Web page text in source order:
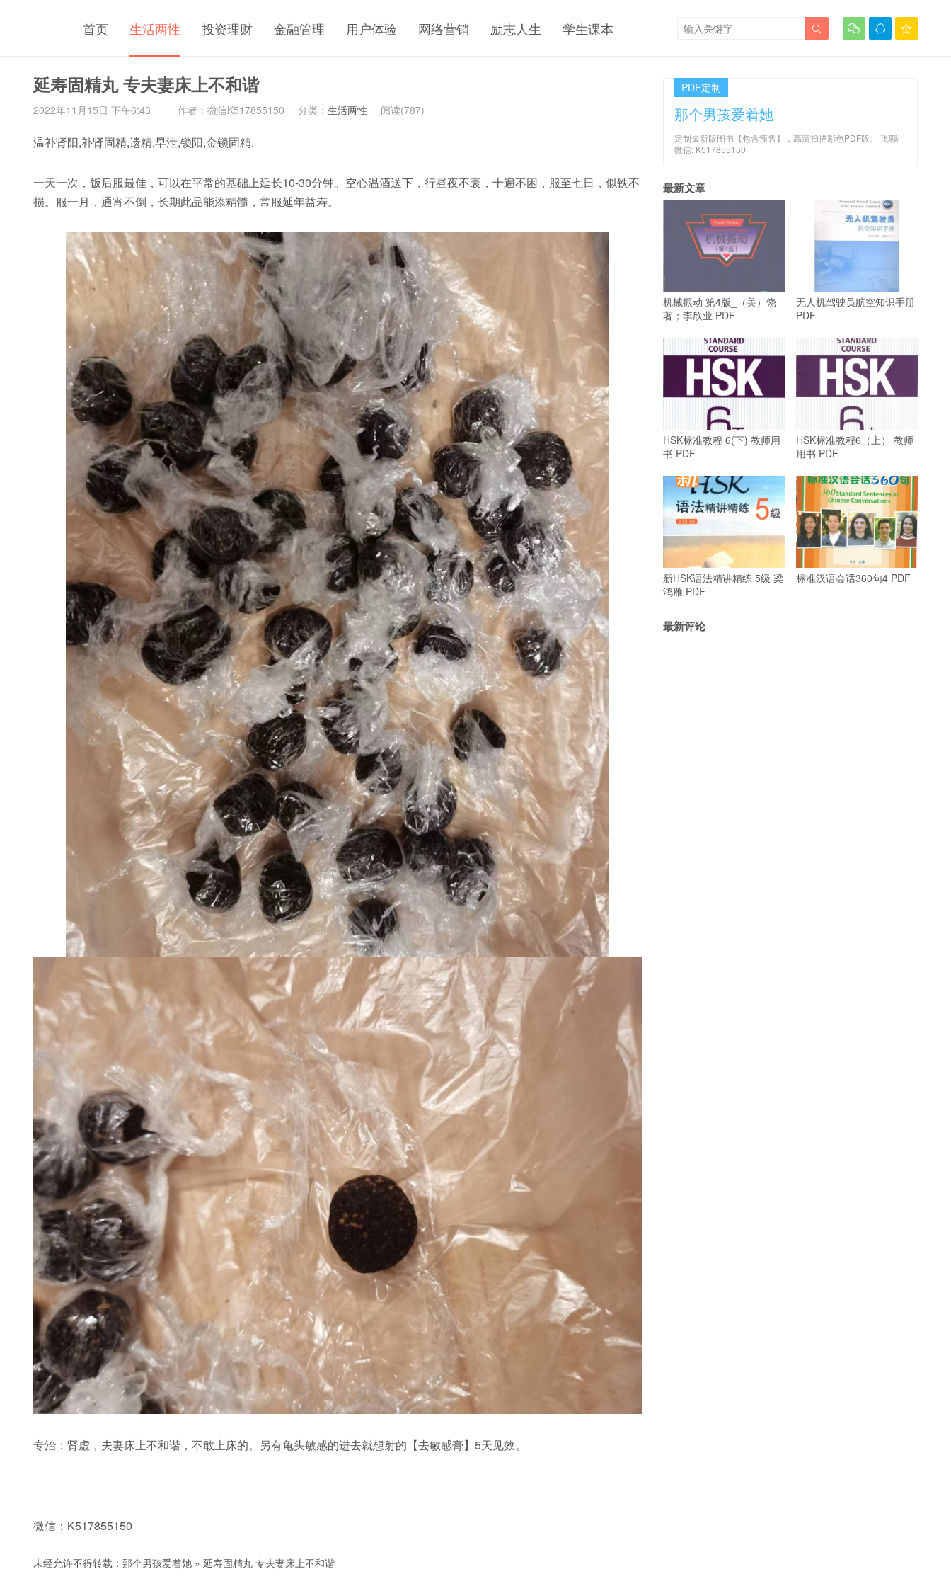
首页 生活两性 投资理财 金融管理 用户体验 网络营销 励志人生 学生课本   

延寿固精丸 专夫妻床上不和谐
2022年11月15日 下午6:43 作者：微信K517855150 分类： 生活两性 阅读(787)
温补肾阳,补肾固精,遗精,早泄,锁阳,金锁固精.
一天一次，饭后服最佳，可以在平常的基础上延长10-30分钟。空心温酒送下，行昼夜不衰，十遍不困，服至七日，似铁不
损。服一月，通宵不倒，长期此品能添精髓，常服延年益寿。
专治：肾虚，夫妻床上不和谐，不敢上床的。另有龟头敏感的进去就想射的【去敏感膏】5天见效。
微信：K517855150
未经允许不得转载： 那个男孩爱着她 » 延寿固精丸 专夫妻床上不和谐
PDF定制
那个男孩爱着她
定制最新版图书【包含预售】，高清扫描彩色PDF版。 飞聊/
微信: K517855150
最新文章
机械振动 第4版_（美）饶
著；李欣业 PDF
无人机驾驶员航空知识手册
PDF
HSK标准教程 6(下) 教师用
书 PDF
HSK标准教程6（上） 教师
用书 PDF
新HSK语法精讲精练 5级 梁
鸿雁 PDF
标准汉语会话360句4 PDF
最新评论